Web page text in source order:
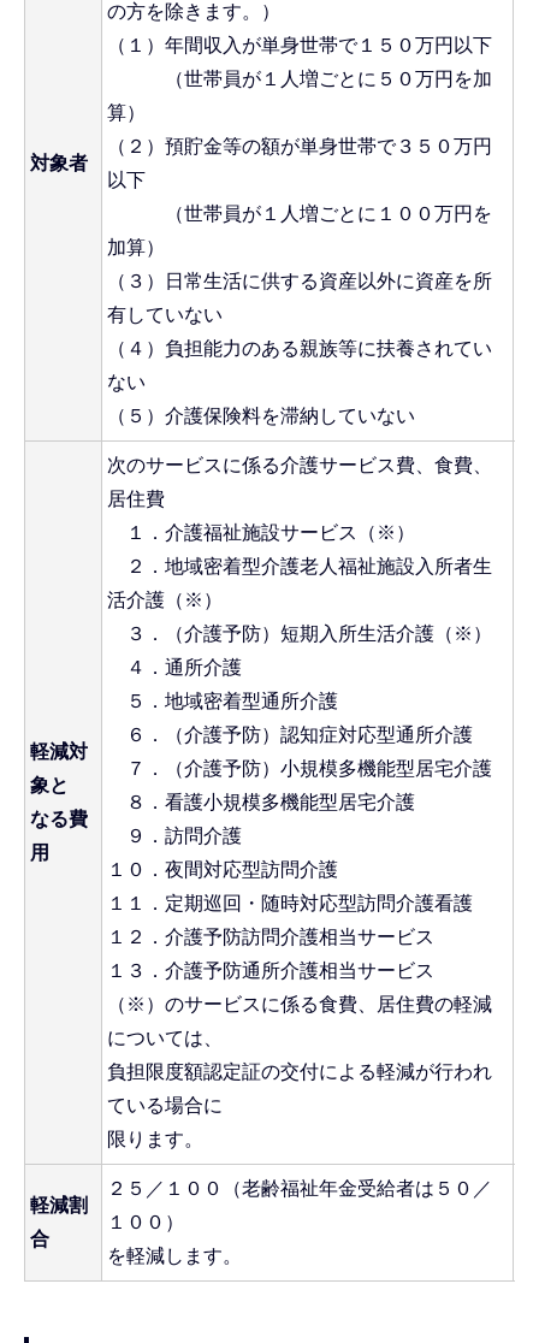
対象者
の方を除きます。）
（１）年間収入が単身世帯で１５０万円以下
（世帯員が１人増ごとに５０万円を加
算）
（２）預貯金等の額が単身世帯で３５０万円
以下
（世帯員が１人増ごとに１００万円を
加算）
（３）日常生活に供する資産以外に資産を所
有していない
（４）負担能力のある親族等に扶養されてい
ない
（５）介護保険料を滞納していない
軽減対
象と
なる費
用
次のサービスに係る介護サービス費、食費、
居住費
１．介護福祉施設サービス（※）
２．地域密着型介護老人福祉施設入所者生
活介護（※）
３．（介護予防）短期入所生活介護（※）
４．通所介護
５．地域密着型通所介護
６．（介護予防）認知症対応型通所介護
７．（介護予防）小規模多機能型居宅介護
８．看護小規模多機能型居宅介護
９．訪問介護
１０．夜間対応型訪問介護
１１．定期巡回・随時対応型訪問介護看護
１２．介護予防訪問介護相当サービス
１３．介護予防通所介護相当サービス
（※）のサービスに係る食費、居住費の軽減
については、
負担限度額認定証の交付による軽減が行われ
ている場合に
限ります。
軽減割
合
２５／１００（老齢福祉年金受給者は５０／
１００）
を軽減します。